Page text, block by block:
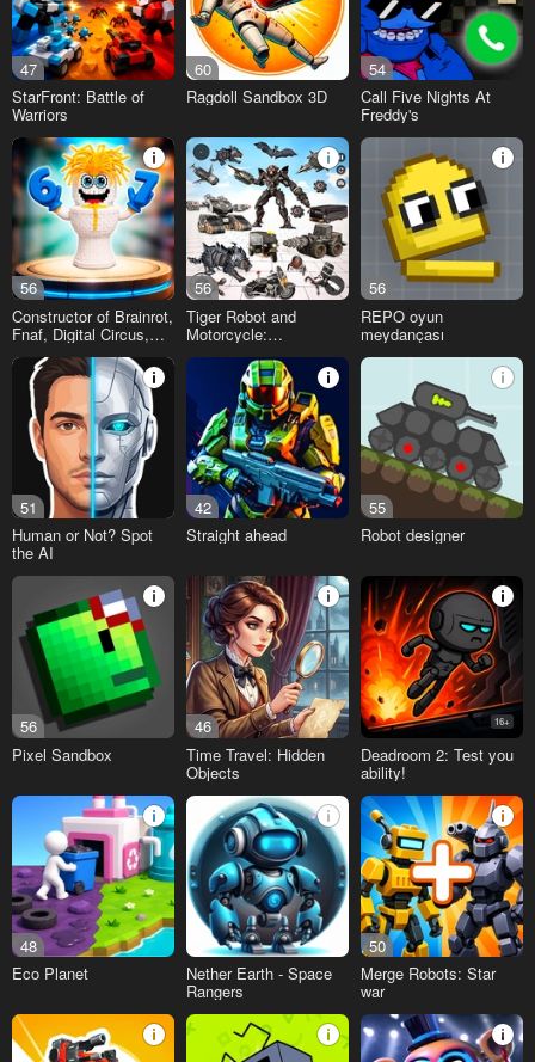
47
StarFront: Battle of
Warriors
60
Ragdoll Sandbox 3D
54
Call Five Nights At
Freddy's
56
Constructor of Brainrot,
Fnaf, Digital Circus,
56
Tiger Robot and
Motorcycle:
56
REPO oyun
meydançası
51
Human or Not? Spot
the AI
42
Straight ahead
55
Robot designer
56
Pixel Sandbox
46
Time Travel: Hidden
Objects
16+
Deadroom 2: Test you
ability!
48
Eco Planet
Nether Earth - Space
Rangers
50
Merge Robots: Star
war